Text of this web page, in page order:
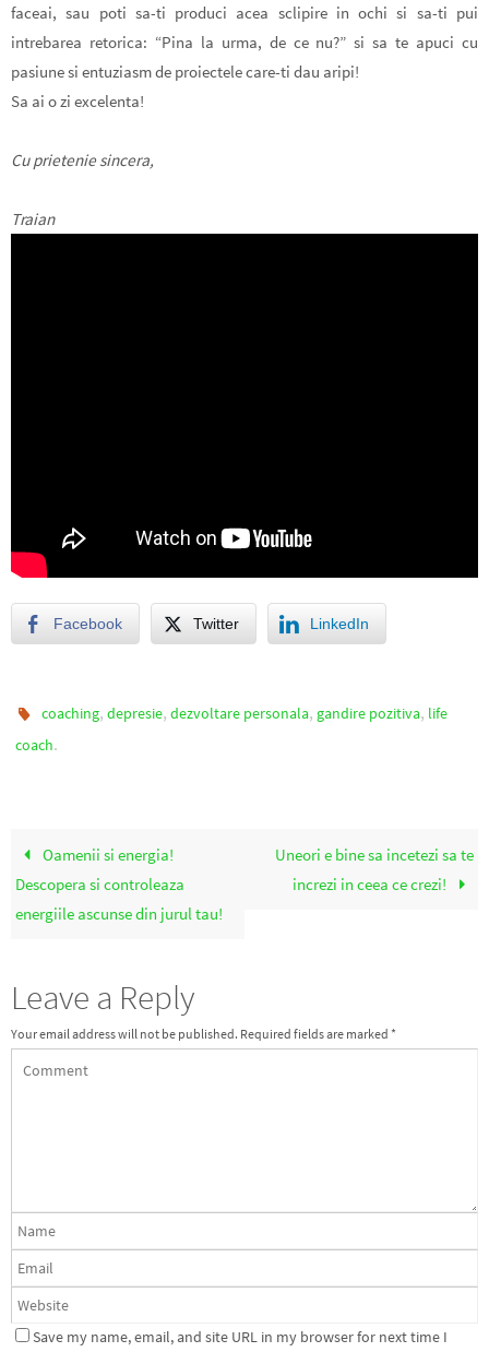
faceai, sau poti sa-ti produci acea sclipire in ochi si sa-ti pui
intrebarea retorica: “Pina la urma, de ce nu?” si sa te apuci cu
pasiune si entuziasm de proiectele care-ti dau aripi!
Sa ai o zi excelenta!
Cu prietenie sincera,
Traian
Facebook Twitter LinkedIn
coaching,depresie,dezvoltare personala, gandire pozitiva, life
coach.
Oamenii si energia!
Descopera si controleaza
energiile ascunse din jurul tau!
Uneori e bine sa incetezi sa te
increzi in ceea ce crezi!
Leave a Reply
Your email address will not be published. Required fields are marked *
Save my name, email, and site URL in my browser for next time I